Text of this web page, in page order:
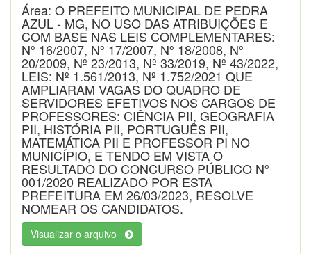
Área: O PREFEITO MUNICIPAL DE PEDRA
AZUL - MG, NO USO DAS ATRIBUIÇÕES E
COM BASE NAS LEIS COMPLEMENTARES:
Nº 16/2007, Nº 17/2007, Nº 18/2008, Nº
20/2009, Nº 23/2013, Nº 33/2019, Nº 43/2022,
LEIS: Nº 1.561/2013, Nº 1.752/2021 QUE
AMPLIARAM VAGAS DO QUADRO DE
SERVIDORES EFETIVOS NOS CARGOS DE
PROFESSORES: CIÊNCIA PII, GEOGRAFIA
PII, HISTÓRIA PII, PORTUGUÊS PII,
MATEMÁTICA PII E PROFESSOR PI NO
MUNICÍPIO, E TENDO EM VISTA O
RESULTADO DO CONCURSO PÚBLICO Nº
001/2020 REALIZADO POR ESTA
PREFEITURA EM 26/03/2023, RESOLVE
NOMEAR OS CANDIDATOS.
Visualizar o arquivo